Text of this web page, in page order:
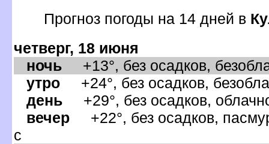
Прогноз погоды на 14 дней
четверг, 18 июня
ночь +13°, без осадков,
утро +24°, без осадков,
день +29°, без осадков,
ечер +22°, без осадков,
с